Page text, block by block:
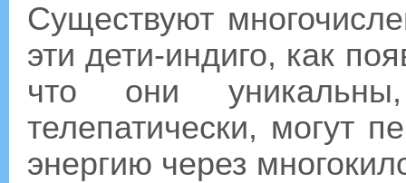
Существуют
эти дети-индиго, как
что они
телепатически, могут
энергию через